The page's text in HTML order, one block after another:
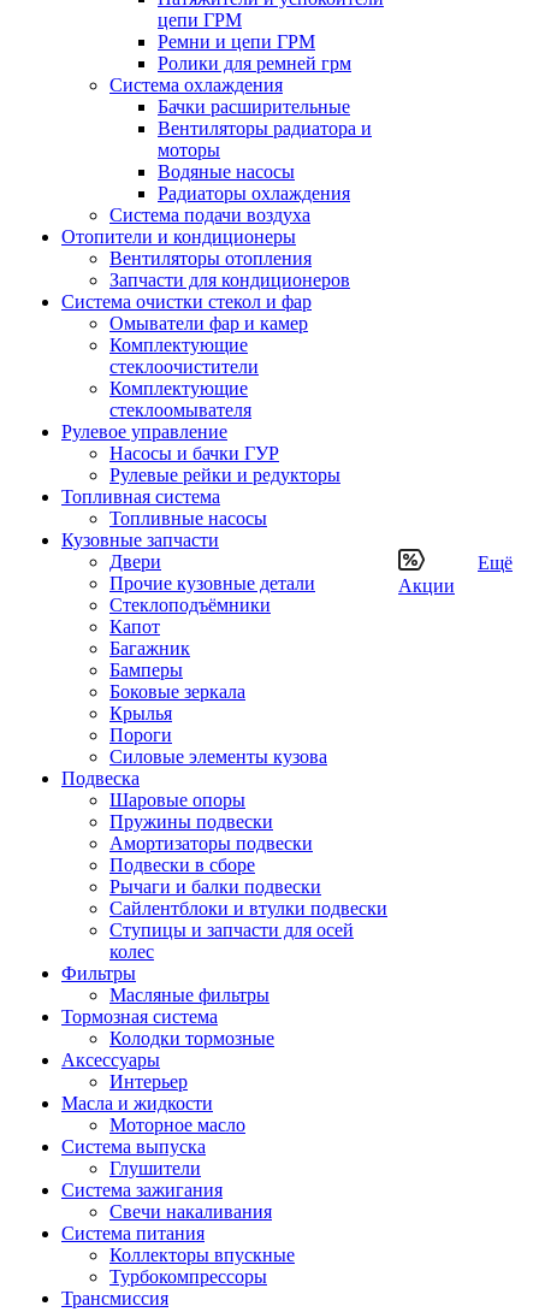
цепи ГРМ
Ремни и цепи ГРМ
Ролики для ремней грм
Система охлаждения
Бачки расширительные
Вентиляторы радиатора и
моторы
Водяные насосы
Радиаторы охлаждения
Система подачи воздуха
Отопители и кондиционеры
Вентиляторы отопления
Запчасти для кондиционеров
Система очистки стекол и фар
Омыватели фар и камер
Комплектующие
стеклоочистители
Комплектующие
стеклоомывателя
Рулевое управление
Насосы и бачки ГУР
Рулевые рейки и редукторы
Топливная система
Топливные насосы
Кузовные запчасти
Двери
Прочие кузовные детали
Стеклоподъёмники
Капот
Багажник
Бамперы
Боковые зеркала
Крылья
Пороги
Силовые элементы кузова
Подвеска
Шаровые опоры
Пружины подвески
Амортизаторы подвески
Подвески в сборе
Рычаги и балки подвески
Сайлентблоки и втулки подвески
Ступицы и запчасти для осей
колес
Фильтры
Масляные фильтры
Тормозная система
Колодки тормозные
Аксессуары
Интерьер
Масла и жидкости
Моторное масло
Система выпуска
Глушители
Система зажигания
Свечи накаливания
Система питания
Коллекторы впускные
Турбокомпрессоры
Трансмиссия
Акции
Ещё